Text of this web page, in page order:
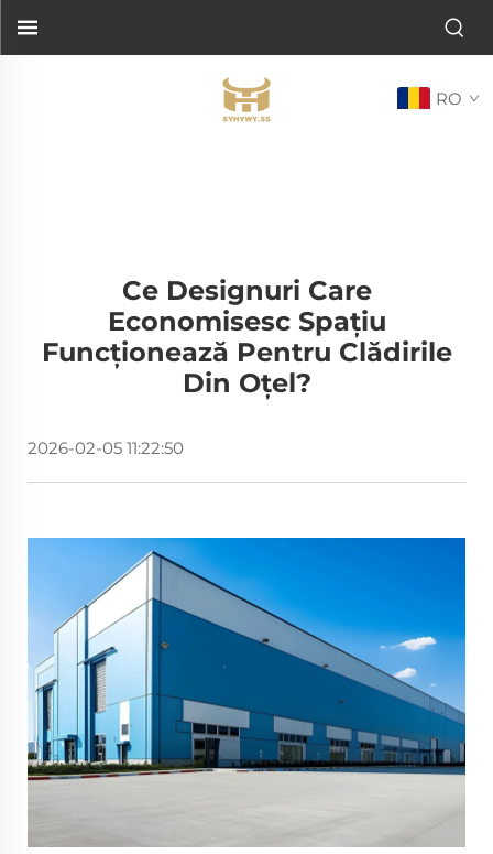
RO
Ce Designuri Care
Economisesc Spațiu
Funcționează Pentru Clădirile
Din Oțel?
2026-02-05 11:22:50